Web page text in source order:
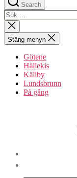
Search
Sök
efter:
Stäng
sökningen
Stäng menyn
Götene
Hällekis
Källby
Lundsbrunn
På gång